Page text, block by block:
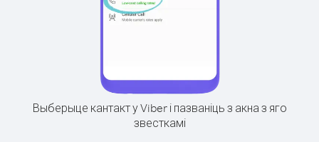
Выберыце кантакт у Viber і пазваніць з акна з яго
звесткамі